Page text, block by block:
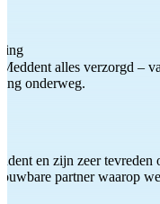
alles verzorgd –
onderweg.
en zijn zeer
partner waarop